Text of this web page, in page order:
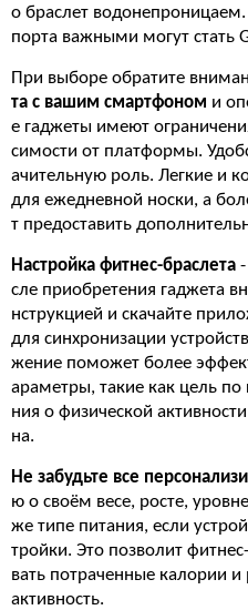
о браслет
порта важными могут стать
При выборе обратите
та с вашим смартфоном и
е гаджеты имеют
симости от платформы.
ачительную роль. Легкие и
для ежедневной носки, а
т предоставить
Настройка фитнес-браслета
сле приобретения гаджета
нструкцией и скачайте
для синхронизации
жение поможет более
араметры, такие как цель
ния о физической
на.
Не забудьте все
ю о своём весе, росте,
же типе питания, если
тройки. Это позволит
вать потраченные калории
активность.